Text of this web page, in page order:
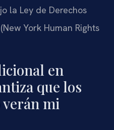
la Ley de Derechos
York Human Rights
en
que los
mi